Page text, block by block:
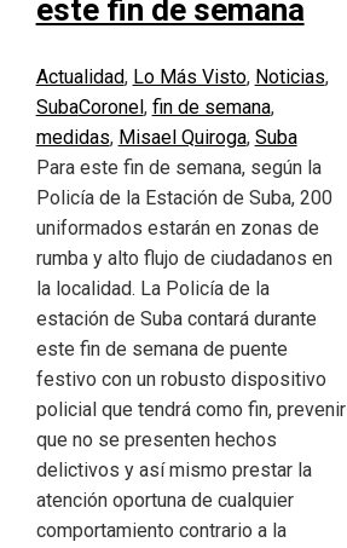
este fin de semana
Actualidad, Lo Más Visto, Noticias,
SubaCoronel , fin de semana,
medidas, Misael Quiroga, Suba
Para este fin de semana, según la
Policía de la Estación de Suba, 200
uniformados estarán en zonas de
rumba y alto flujo de ciudadanos en
la localidad. La Policía de la
estación de Suba contará durante
este fin de semana de puente
festivo con un robusto dispositivo
policial que tendrá como fin, prevenir
que no se presenten hechos
delictivos y así mismo prestar la
atención oportuna de cualquier
comportamiento contrario a la